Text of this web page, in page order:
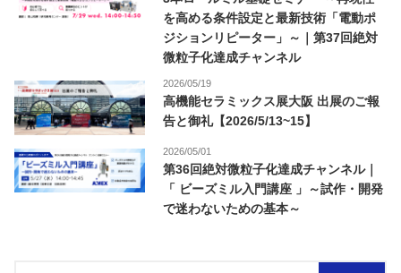
を高める条件設定と最新技術「電動ポ
ジションリピーター」～｜第37回絶対
微粒子化達成チャンネル
2026/05/19
高機能セラミックス展大阪 出展のご報
告と御礼【2026/5/13~15】
2026/05/01
第36回絶対微粒子化達成チャンネル｜
「 ビーズミル入門講座 」～試作・開発
で迷わないための基本～